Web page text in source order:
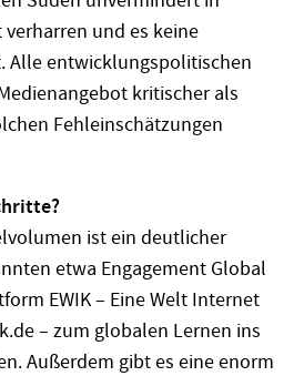
und es keine
Alle entwicklungspolitischen
kritischer als
Fehleinschätzungen
ist ein deutlicher
etwa Engagement Global
EWIK – Eine Welt Internet
– zum globalen Lernen ins
Außerdem gibt es eine enorm